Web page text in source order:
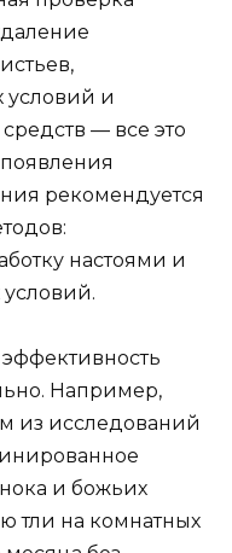
и
— все это
рекомендуется
настоями и
Например,
из исследований
и божьих
тли на комнатных